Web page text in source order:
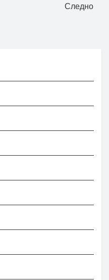
Следно